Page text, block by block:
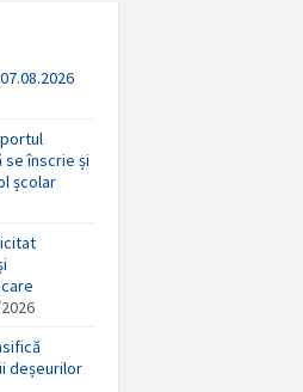
înscrie și
școlar
deșeurilor